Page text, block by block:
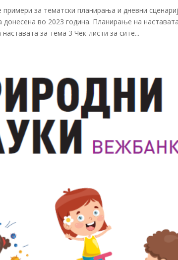
за тематски планирања и дневни
донесена во 2023 година. Планирање на
за тема 3 Чек-листи за сите...